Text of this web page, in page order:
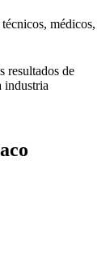
médicos,
resultados de
industria